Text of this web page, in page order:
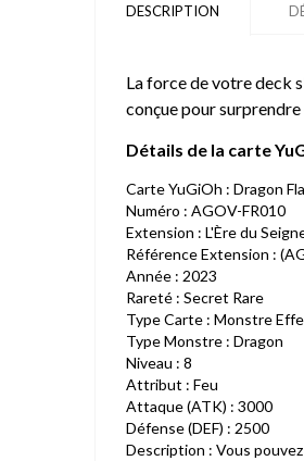
DESCRIPTION
La force de votre deck
conçue pour
Détails de la carte
Carte YuGiOh : Dragon
Numéro : AGOV-FR010
Extension : L'Ère du
Référence Extension :
Année : 2023
Rareté : Secret Rare
Type Carte : Monstre
Type Monstre : Dragon
Niveau : 8
Attribut : Feu
Attaque (ATK) : 3000
Défense (DEF) : 2500
Description : Vous